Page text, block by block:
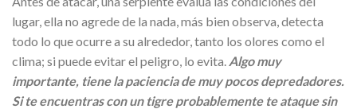
lugar, ella no agrede de la nada, más bien observa, detecta
todo lo que ocurre a su alrededor, tanto los olores como el
clima; si puede evitar el peligro, lo evita. Algo muy
importante, tiene la paciencia de muy pocos depredadores.
Si te encuentras con un tigre probablemente te ataque sin